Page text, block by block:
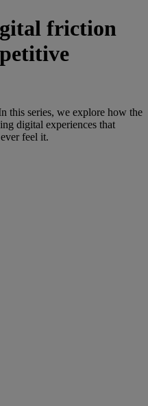
friction
this series, we explore how the
digital experiences that
feel it.